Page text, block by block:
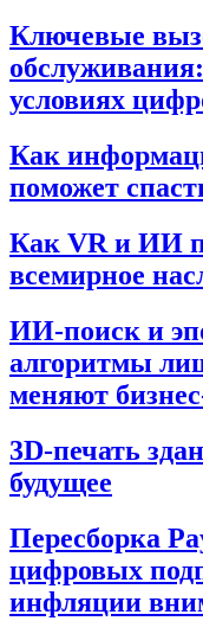
Ключевые
условиях
Как
поможет
Как VR и ИИ
всемирное
ИИ-поиск и
алгоритмы
меняют
3D-печать
будущее
Пересборка
цифровых
инфляции